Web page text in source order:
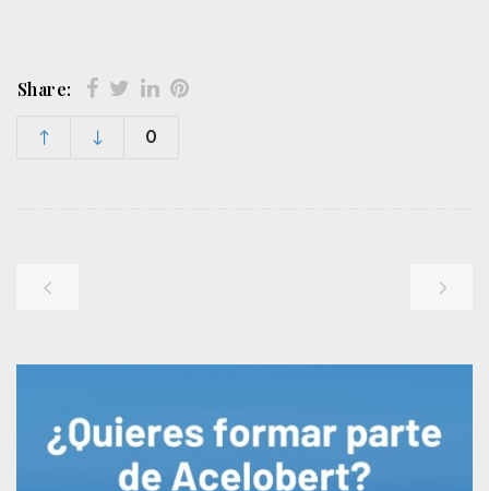
Share:
0